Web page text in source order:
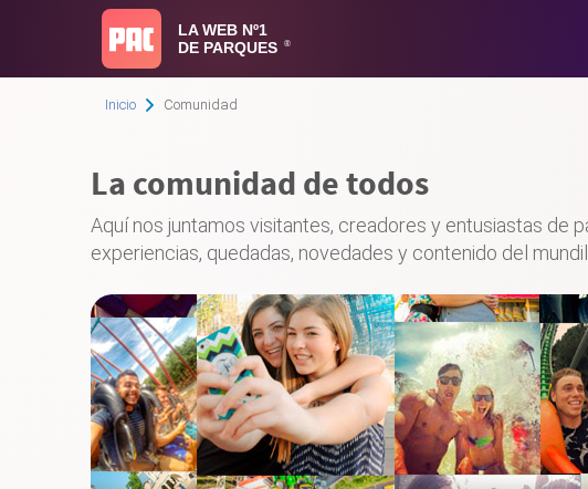
LA WEB Nº1
DE PARQUES
®
Inicio Comunidad
la comunidad de todos
Aquí nos juntamos visitantes, creadores y entusiastas de
experiencias, quedadas, novedades y contenido del